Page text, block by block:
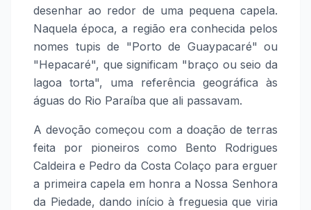
desenhar ao redor de uma pequena capela.
Naquela época, a região era conhecida pelos
nomes tupis de "Porto de Guaypacaré" ou
"Hepacaré", que significam "braço ou seio da
lagoa torta", uma referência geográfica às
águas do Rio Paraíba que ali passavam.
A devoção começou com a doação de terras
feita por pioneiros como Bento Rodrigues
Caldeira e Pedro da Costa Colaço para erguer
a primeira capela em honra a Nossa Senhora
da Piedade, dando início à freguesia que viria